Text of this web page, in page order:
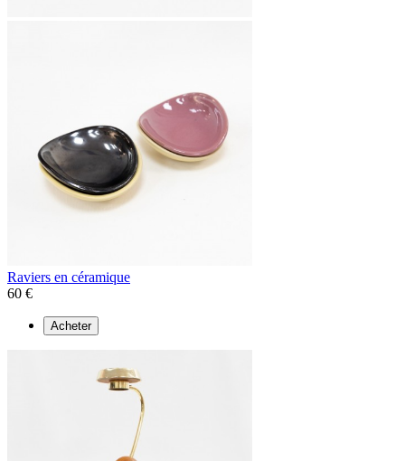
Raviers en céramique
60 €
Acheter